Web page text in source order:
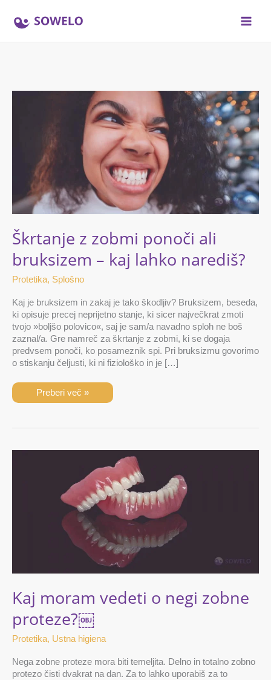
content
Škrtanje z zobmi ponoči ali
bruksizem – kaj lahko narediš?
Protetika, Splošno
Kaj je bruksizem in zakaj je tako škodljiv? Bruksizem, beseda,
ki opisuje precej neprijetno stanje, ki sicer največkrat zmoti
tvojo »boljšo polovico«, saj je sam/a navadno sploh ne boš
zaznal/a. Gre namreč za škrtanje z zobmi, ki se dogaja
predvsem ponoči, ko posameznik spi. Pri bruksizmu govorimo
o stiskanju čeljusti, ki ni fiziološko in je […]
bruksizem
kaj
lahko
narediš?
Preberi več »
Kaj moram vedeti o negi zobne
proteze?￼
Protetika, Ustna higiena
Nega zobne proteze mora biti temeljita. Delno in totalno zobno
protezo čisti dvakrat na dan. Za to lahko uporabiš za to
proteze?